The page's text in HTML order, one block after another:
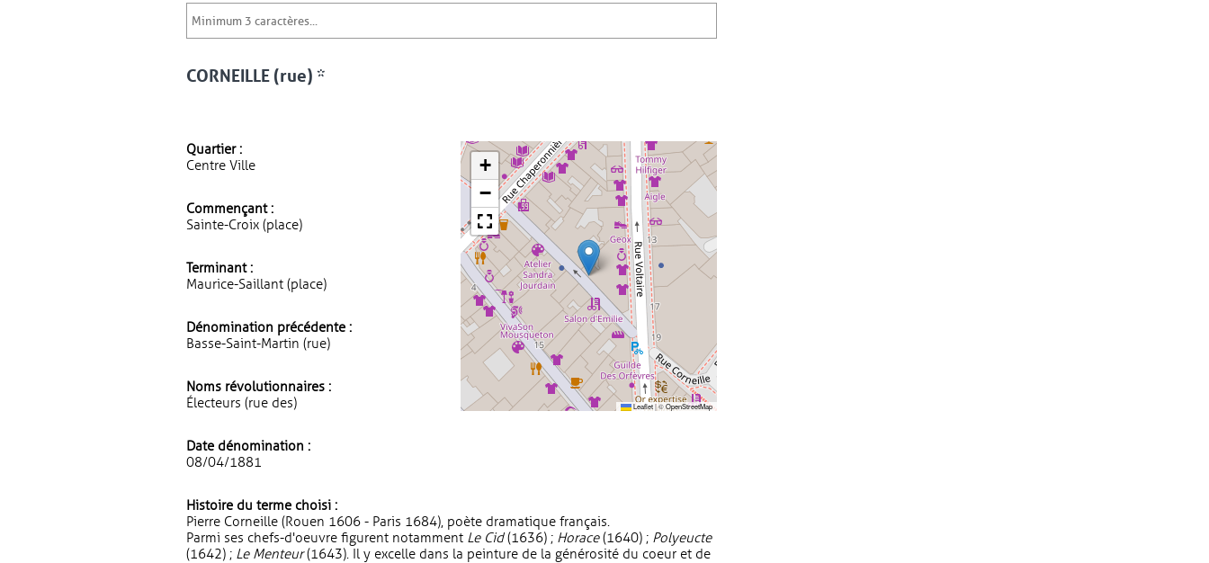
CORNEILLE (rue) *
Quartier :
Centre Ville
Commençant :
Sainte-Croix (place)
Terminant :
Maurice-Saillant (place)
Dénomination précédente :
Basse-Saint-Martin (rue)
Noms révolutionnaires :
Électeurs (rue des)
Date dénomination :
08/04/1881
+
−
Leaflet|©OpenStreetMap
Histoire du terme choisi :
Pierre Corneille (Rouen 1606 - Paris 1684), poète dramatique français.
Parmi ses chefs-d'oeuvre figurent notamment Le Cid(1636) ; Horace(1640) ; Polyeucte
(1642) ; Le Menteur(1643). Il y excelle dans la peinture de la générosité du coeur et de